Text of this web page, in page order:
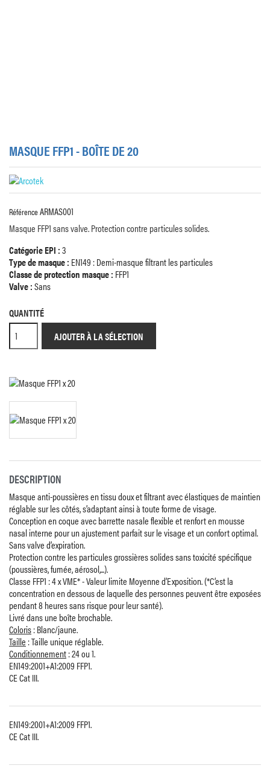
MASQUE FFP1 - BOÎTE DE 20
RéférenceARMAS001
Masque FFP1 sans valve. Protection contre particules solides.
Catégorie EPI :3
Type de masque : EN149 : Demi-masque filtrant les particules
Classe de protection masque : FFP1
Valve :Sans
QUANTITÉ
AJOUTER À LA SÉLECTION
DESCRIPTION
Masque anti-poussières en tissu doux et filtrant avec élastiques de maintien
réglable sur les côtés, s’adaptant ainsi à toute forme de visage.
Conception en coque avec barrette nasale flexible et renfort en mousse
nasal interne pour un ajustement parfait sur le visage et un confort optimal.
Sans valve d’expiration.
Protection contre les particules grossières solides sans toxicité spécifique
(poussières, fumée, aérosol,...).
Classe FFP1 : 4 x VME* - Valeur limite Moyenne d’Exposition. (*C’est la
concentration en dessous de laquelle des personnes peuvent être exposées
pendant 8 heures sans risque pour leur santé).
Livré dans une boîte brochable.
Coloris: Blanc/jaune.
Taille : Taille unique réglable.
Conditionnement: 24 ou 1.
EN149:2001+A1:2009 FFP1.
CE Cat III.
EN149:2001+A1:2009 FFP1.
CE Cat III.